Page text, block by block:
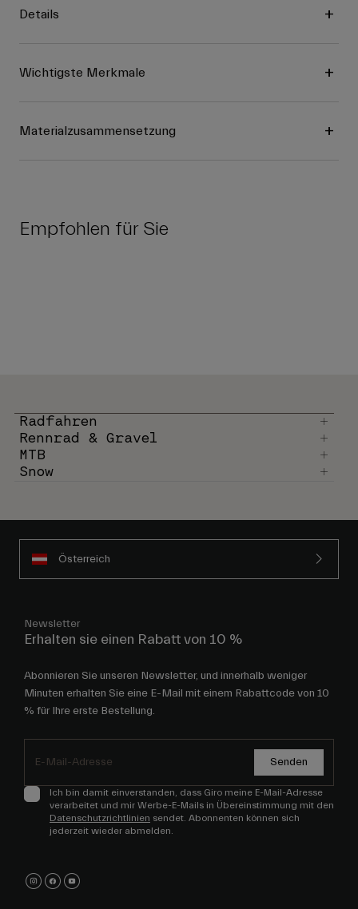
Details
Wichtigste Merkmale
Materialzusammensetzung
Empfohlen für Sie
Radfahren
Rennrad & Gravel
MTB
Snow
Österreich
Newsletter
Erhalten sie einen Rabatt von 10 %
Abonnieren Sie unseren Newsletter, und innerhalb weniger
Minuten erhalten Sie eine E-Mail mit einem Rabattcode von 10
% für Ihre erste Bestellung.
Senden
Ich bin damit einverstanden, dass Giro meine E-Mail-Adresse
verarbeitet und mir Werbe-E-Mails in Übereinstimmung mit den
Datenschutzrichtlinien sendet. Abonnenten können sich
jederzeit wieder abmelden.